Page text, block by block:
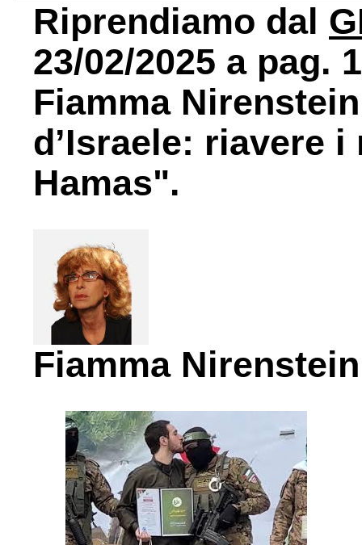
Riprendiamo dal
23/02/2025 a pag.
Fiamma
d’Israele: riavere
Hamas".
Fiamma Nirenstein